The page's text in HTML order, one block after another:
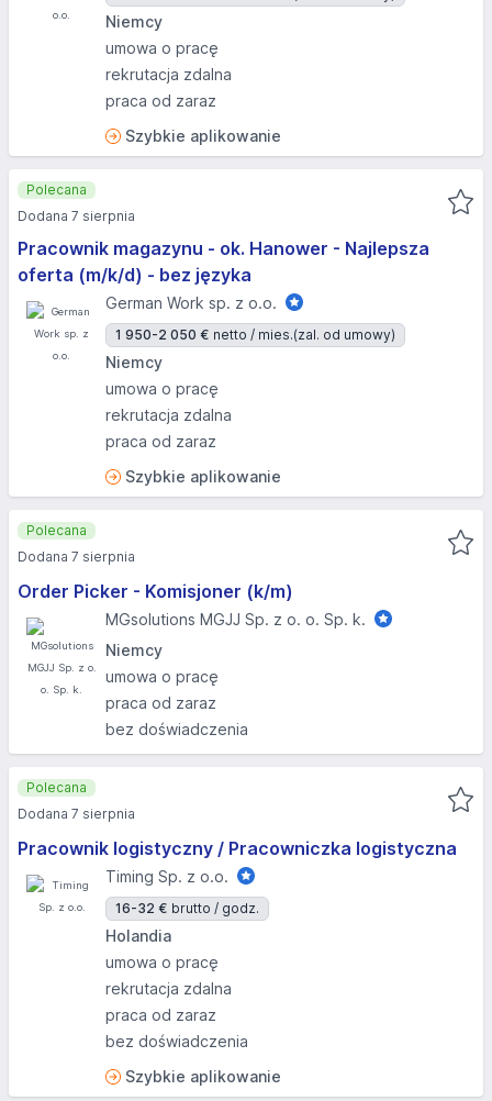
Niemcy
umowa o pracę
rekrutacja zdalna
praca od zaraz
Szybkie aplikowanie
Pracownik magazynu - ok. Hanower - Najlepsza
oferta (m/k/d) - bez języka
German Work sp. z o.o.
1 950-2 050 € netto / mies.(zal. od umowy)
Niemcy
umowa o pracę
rekrutacja zdalna
praca od zaraz
Szybkie aplikowanie
Polecana
Dodana 7 sierpnia
Order Picker - Komisjoner (k/m)
MGsolutions MGJJ Sp. z o. o. Sp. k.
Niemcy
umowa o pracę
praca od zaraz
bez doświadczenia
Polecana
Dodana 7 sierpnia
Pracownik logistyczny / Pracowniczka logistyczna
Timing Sp. z o.o.
16-32 € brutto / godz.
Holandia
umowa o pracę
rekrutacja zdalna
praca od zaraz
bez doświadczenia
Szybkie aplikowanie
Polecana
Dodana 7 sierpnia